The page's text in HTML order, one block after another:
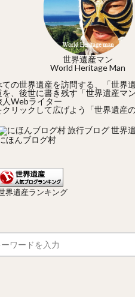
世界遺産マン
World Heritage Man
ての世界遺産を訪問する、「世界
を、後世に書き残す「世界遺産マ
人Webライター
クリックして広げよう「世界遺産
ほんブログ村
界遺産ランキング